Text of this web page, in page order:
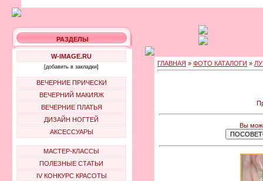
РАЗДЕЛЫ
W-IMAGE.RU
[добавить в закладки]
ВЕЧЕРНИЕ ПРИЧЕСКИ
ВЕЧЕРНИЙ МАКИЯЖ
ВЕЧЕРНИЕ ПЛАТЬЯ
ДИЗАЙН НОГТЕЙ
АКСЕССУАРЫ
МАСТЕР-КЛАССЫ
ПОЛЕЗНЫЕ СТАТЬИ
IV КОНКУРС КРАСОТЫ
ГЛАВНАЯ » ФОТО КАТАЛОГИ »
Вы